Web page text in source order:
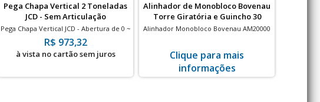
Pega Chapa Vertical 2 Toneladas
JCD - Sem Articulação
Pega Chapa Vertical JCD - Abertura de 0 ~
30 mm
R$ 973,32
à vista no cartão sem juros
Alinhador de Monobloco Bovenau
Torre Giratória e Guincho 30
Peças
Alinhador Monobloco Bovenau AM20000
Clique para mais
informações